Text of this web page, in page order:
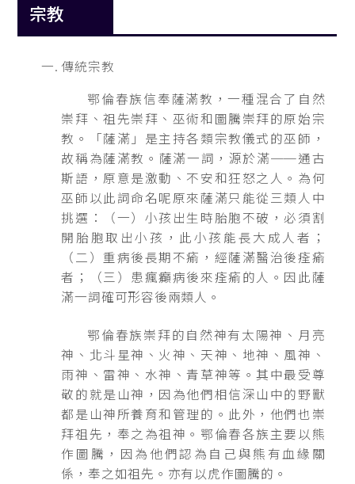
宗教
傳統宗教
鄂倫春族信奉薩滿教，一種混合了自然
崇拜、祖先崇拜、巫術和圖騰崇拜的原始宗
教。「薩滿」是主持各類宗教儀式的巫師，
故稱為薩滿教。薩滿一詞，源於滿──通古
斯語，原意是激動、不安和狂怒之人。為何
巫師以此詞命名呢原來薩滿只能從三類人中
挑選：（一）小孩出生時胎胞不破，必須割
開胎胞取出小孩，此小孩能長大成人者；
（二）重病後長期不瘉，經薩滿醫治後痊瘉
者；（三）患瘋癲病後來痊瘉的人。因此薩
滿一詞確可形容後兩類人。
鄂倫春族崇拜的自然神有太陽神、月亮
神、北斗星神、火神、天神、地神、風神、
雨神、雷神、水神、青草神等。其中最受尊
敬的就是山神，因為他們相信深山中的野獸
都是山神所養育和管理的。此外，他們也崇
拜祖先，奉之為祖神。鄂倫春各族主要以熊
作圖騰，因為他們認為自己與熊有血緣關
係，奉之如祖先。亦有以虎作圖騰的。